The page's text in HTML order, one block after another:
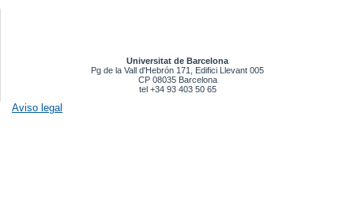
Universitat de Barcelona
Pg de la Vall d'Hebrón 171, Edifici Llevant 005
CP 08035 Barcelona
tel +34 93 403 50 65
Aviso legal